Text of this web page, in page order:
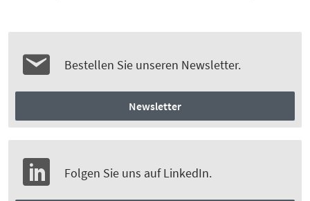
Bestellen Sie unseren Newsletter.
Newsletter
Folgen Sie uns auf LinkedIn.